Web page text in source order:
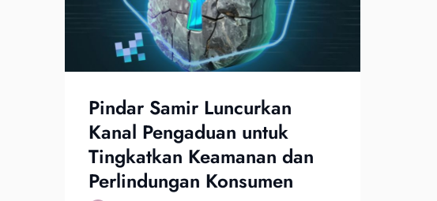
Pindar Samir Luncurkan
Kanal Pengaduan untuk
Tingkatkan Keamanan dan
Perlindungan Konsumen